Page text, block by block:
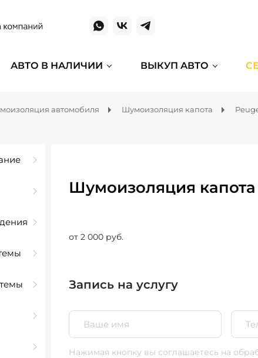
АВТО В НАЛИЧИИ ВЫКУП АВТО
автомобиля Шумоизоляция капота
Шумоизоляция
от 2 000 руб.
Запись на услугу
Нажимая кнопку вы соглашаетесь на